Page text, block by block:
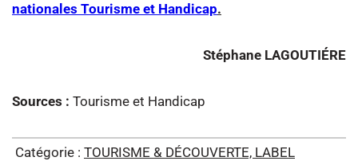
nationales Tourisme et Handicap.
Stéphane LAGOUTIÉRE
Sources : Tourisme et Handicap
Catégorie : TOURISME & DÉCOUVERTE, LABEL